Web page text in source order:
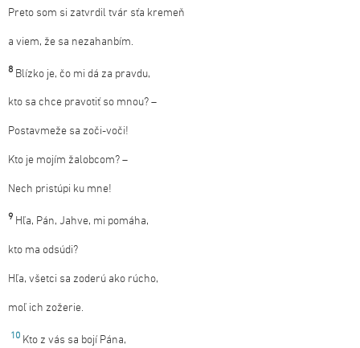
Preto som si zatvrdil tvár sťa kremeň
a viem, že sa nezahanbím.
8 Blízko je, čo mi dá za pravdu,
kto sa chce pravotiť so mnou? –
Postavmeže sa zoči-voči!
Kto je mojím žalobcom? –
Nech pristúpi ku mne!
9 Hľa, Pán, Jahve, mi pomáha,
kto ma odsúdi?
Hľa, všetci sa zoderú ako rúcho,
moľ ich zožerie.
10 Kto z vás sa bojí Pána,